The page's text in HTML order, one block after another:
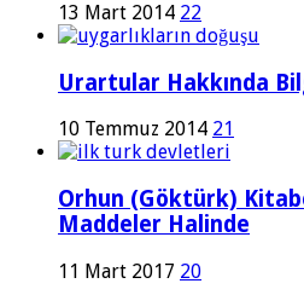
13 Mart 2014 22
Urartular Hakkında
10 Temmuz 2014 21
Orhun (Göktürk)
Maddeler Halinde
11 Mart 2017 20